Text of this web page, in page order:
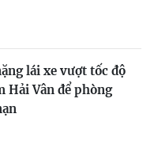
lái xe vượt tốc độ
Hải Vân để phòng